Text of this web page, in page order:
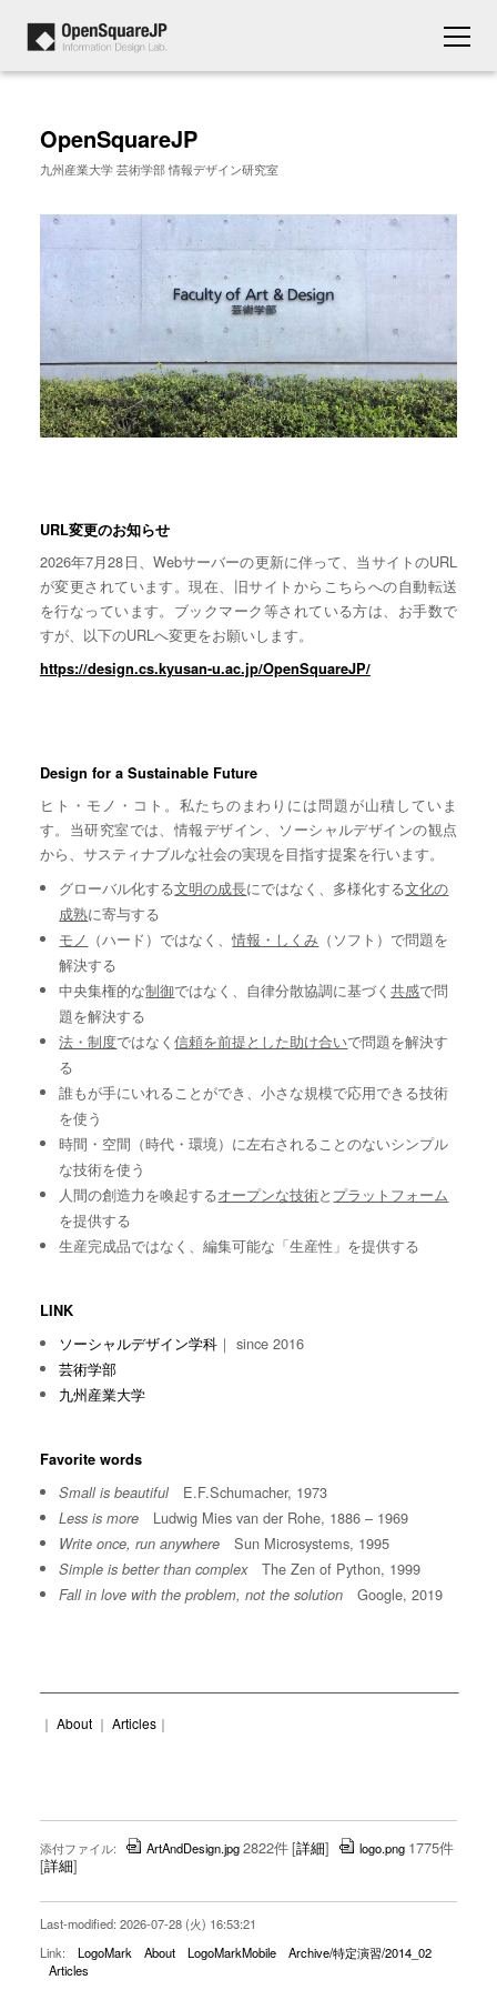
OpenSquareJP
九州産業大学 芸術学部 情報デザイン研究室
URL変更のお知らせ
2026年7月28日、Webサーバーの更新に伴って、当サイトのURL
が変更されています。現在、旧サイトからこちらへの自動転送
を行なっています。ブックマーク等されている方は、お手数で
すが、以下のURLへ変更をお願いします。
https://design.cs.kyusan-u.ac.jp/OpenSquareJP/
Design for a Sustainable Future
ヒト・モノ・コト。私たちのまわりには問題が山積していま
す。当研究室では、情報デザイン、ソーシャルデザインの観点
から、サスティナブルな社会の実現を目指す提案を行います。
グローバル化する文明の成長にではなく、多様化する文化の
成熟に寄与する
モノ （ハード）ではなく、情報・しくみ （ソフト）で問題を
解決する
中央集権的な制御ではなく、自律分散協調に基づく共感で問
題を解決する
法・制度ではなく信頼を前提とした助け合いで問題を解決す
る
誰もが手にいれることができ、小さな規模で応用できる技術
を使う
時間・空間（時代・環境）に左右されることのないシンプル
な技術を使う
人間の創造力を喚起するオープンな技術と プラットフォーム
を提供する
生産完成品ではなく、編集可能な「生産性」を提供する
LINK
ソーシャルデザイン学科 ｜ since 2016
芸術学部
九州産業大学
Favorite words
Small is beautifulE.F.Schumacher, 1973
Less is more Ludwig Mies van der Rohe, 1886 – 1969
Write once, run anywhere Sun Microsystems, 1995
Simple is better than complexThe Zen of Python, 1999
Fall in love with the problem, not the solution Google, 2019
｜ About｜ Articles｜
添付ファイル: ArtAndDesign.jpg2822件[詳細] logo.png 1775件
[詳細]
Last-modified: 2026-07-28 (火) 16:53:21
Link:
LogoMark About LogoMarkMobile
Archive/特定演習/2014_02
Articles